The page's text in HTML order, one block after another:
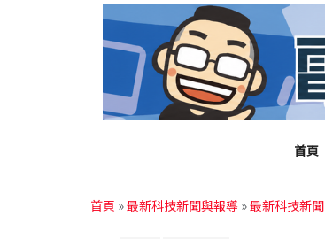
首頁
首頁 »最新科技新聞與報導 »最新科技新聞